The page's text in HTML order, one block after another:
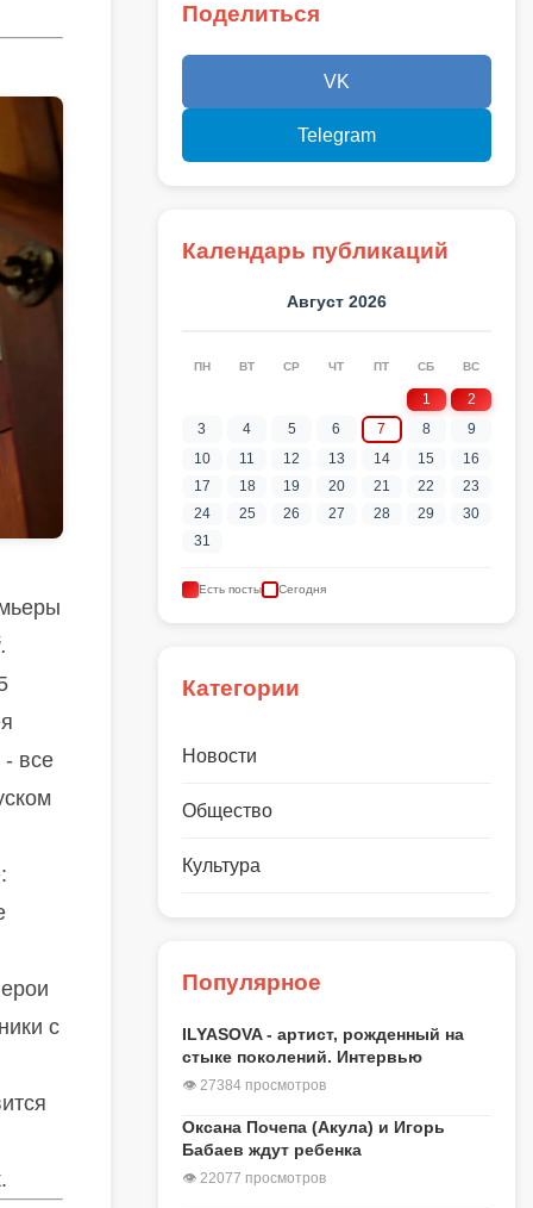
все
:
с
Поделиться
VK
Telegram
Календарь публикаций
Август 2026
ПН ВТ СР ЧТ ПТ СБ ВС
1
2
3
4 5 6 7 8
9
10
11 12 13 14 15
16
17
18 19 20 21 22
23
24
25 26 27 28 29
30
31
Есть посты Сегодня
Категории
Новости
Общество
Культура
Популярное
ILYASOVA - артист, рожденный на
стыке поколений. Интервью
👁 27384 просмотров
Оксана Почепа (Акула) и Игорь
Бабаев ждут ребенка
👁 22077 просмотров